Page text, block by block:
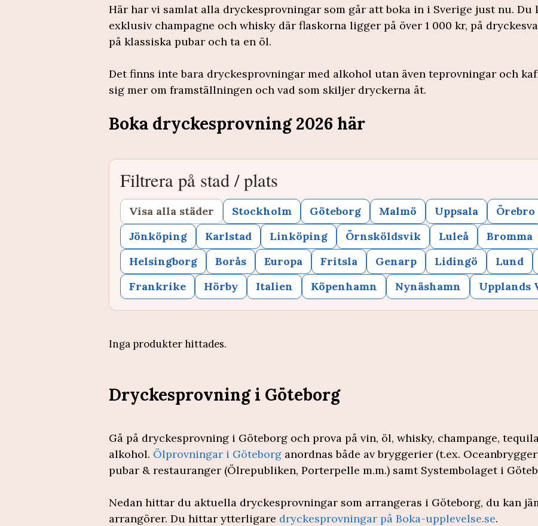
Här har vi samlat alla dryckesprovningar som går att boka in i Sverige just nu. Du
exklusiv champagne och whisky där flaskorna ligger på över 1 000 kr, på
på klassiska pubar och ta en öl.
Det finns inte bara dryckesprovningar med alkohol utan även teprovningar och
sig mer om framställningen och vad som skiljer dryckerna åt.
Boka dryckesprovning 2026 här
Filtrera på stad / plats
Visa alla städer Stockholm Göteborg Malmö Uppsala Örebro
Jönköping
Karlstad Linköping Örnsköldsvik Luleå Bromma
Helsingborg
Borås Europa Fritsla Genarp Lidingö Lund
Frankrike
Hörby Italien Köpenhamn Nynäshamn Upplands
Inga produkter hittades.
Dryckesprovning i Göteborg
Gå på dryckesprovning i Göteborg och prova på vin, öl, whisky, champange,
alkohol. Ölprovningar i Göteborg anordnas både av bryggerier (t.ex.
pubar & restauranger (Ölrepubliken, Porterpelle m.m.) samt Systembolaget i
Nedan hittar du aktuella dryckesprovningar som arrangeras i Göteborg, du kan
arrangörer. Du hittar ytterligare dryckesprovningar på Boka-upplevelse.se.